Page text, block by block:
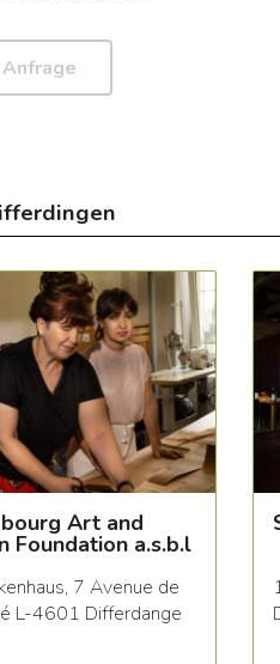
Art and
Foundation a.s.b.l
7 Avenue de
L-4601 Differdange